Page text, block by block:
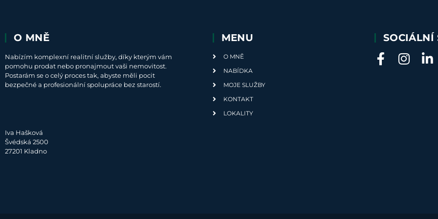
O MNĚ
Nabízím komplexní realitní služby, díky kterým vám
pomohu prodat nebo pronajmout vaši nemovitost.
Postarám se o celý proces tak, abyste měli pocit
bezpečné a profesionální spolupráce bez starostí.
Iva Hašková
Švédská 2500
27201 Kladno
MENU
O MNĚ
NABÍDKA
MOJE SLUŽBY
KONTAKT
LOKALITY
SOCIÁLNÍ